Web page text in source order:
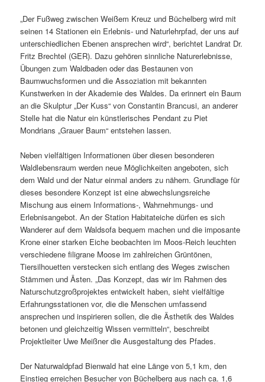
„Der Fußweg zwischen Weißem Kreuz und Büchelberg wird mit
seinen 14 Stationen ein Erlebnis- und Naturlehrpfad, der uns auf
unterschiedlichen Ebenen ansprechen wird“, berichtet Landrat Dr.
Fritz Brechtel (GER). Dazu gehören sinnliche Naturerlebnisse,
Übungen zum Waldbaden oder das Bestaunen von
Baumwuchsformen und die Assoziation mit bekannten
Kunstwerken in der Akademie des Waldes. Da erinnert ein Baum
an die Skulptur „Der Kuss“ von Constantin Brancusi, an anderer
Stelle hat die Natur ein künstlerisches Pendant zu Piet
Mondrians „Grauer Baum“ entstehen lassen.
Neben vielfältigen Informationen über diesen besonderen
Waldlebensraum werden neue Möglichkeiten angeboten, sich
dem Wald und der Natur einmal anders zu nähern. Grundlage für
dieses besondere Konzept ist eine abwechslungsreiche
Mischung aus einem Informations-, Wahrnehmungs- und
Erlebnisangebot. An der Station Habitateiche dürfen es sich
Wanderer auf dem Waldsofa bequem machen und die imposante
Krone einer starken Eiche beobachten im Moos-Reich leuchten
verschiedene filigrane Moose im zahlreichen Grüntönen,
Tiersilhouetten verstecken sich entlang des Weges zwischen
Stämmen und Ästen. „Das Konzept, das wir im Rahmen des
Naturschutzgroßprojektes entwickelt haben, sieht vielfältige
Erfahrungsstationen vor, die die Menschen umfassend
ansprechen und inspirieren sollen, die die Ästhetik des Waldes
betonen und gleichzeitig Wissen vermitteln“, beschreibt
Projektleiter Uwe Meißner die Ausgestaltung des Pfades.
Der Naturwaldpfad Bienwald hat eine Länge von 5,1 km, den
Einstieg erreichen Besucher von Büchelberg aus nach ca. 1,6